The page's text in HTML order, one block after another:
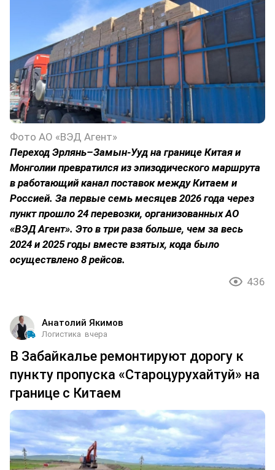
Фото АО «ВЭД Агент»
Переход Эрлянь–Замын-Ууд на границе Китая и
Монголии превратился из эпизодического маршрута
в работающий канал поставок между Китаем и
Россией. За первые семь месяцев 2026 года через
пункт прошло 24 перевозки, организованных АО
«ВЭД Агент». Это в три раза больше, чем за весь
2024 и 2025 годы вместе взятых, кода было
осуществлено 8 рейсов.
436
Анатолий Якимов
Логистика вчера
В Забайкалье ремонтируют дорогу к
пункту пропуска «Староцурухайтуй» на
границе с Китаем